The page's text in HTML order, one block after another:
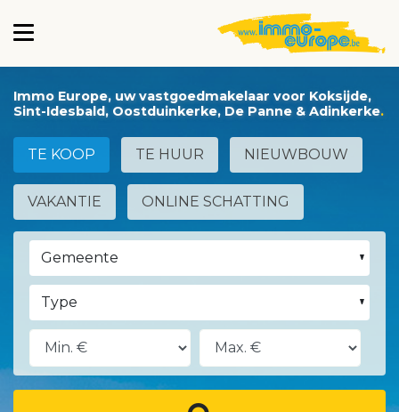
Immo Europe, uw vastgoedmakelaar voor Koksijde,
Sint-Idesbald, Oostduinkerke, De Panne & Adinkerke
TE KOOP TE HUUR NIEUWBOUW
VAKANTIE ONLINE SCHATTING
Gemeente
Type